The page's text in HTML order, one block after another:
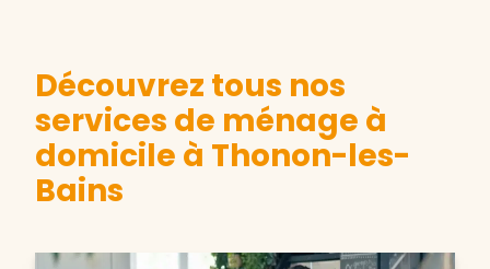
Découvrez tous nos
services de ménage à
domicile à Thonon-les-
Bains